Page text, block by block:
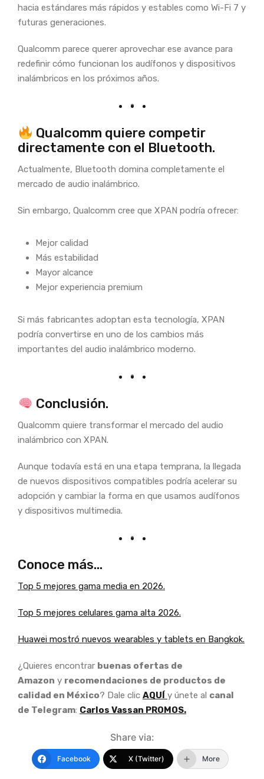
hacia estándares más rápidos y estables como Wi-Fi 7 y
futuras generaciones.
Qualcomm parece querer aprovechar ese avance para
redefinir cómo funcionan los audífonos y dispositivos
inalámbricos en los próximos años.
Qualcomm quiere competir
directamente con el Bluetooth.
Actualmente, Bluetooth domina completamente el
mercado de audio inalámbrico.
Sin embargo, Qualcomm cree que XPAN podría ofrecer:
Mejor calidad
Más estabilidad
Mayor alcance
Mejor experiencia premium
Si más fabricantes adoptan esta tecnología, XPAN
podría convertirse en uno de los cambios más
importantes del audio inalámbrico moderno.
Conclusión.
Qualcomm quiere transformar el mercado del audio
inalámbrico con XPAN.
Aunque todavía está en una etapa temprana, la llegada
de nuevos dispositivos compatibles podría acelerar su
adopción y cambiar la forma en que usamos audífonos
y dispositivos multimedia.
Conoce más…
Top 5 mejores gama media en 2026.
Top 5 mejores celulares gama alta 2026.
Huawei mostró nuevos wearables y tablets en Bangkok.
¿Quieres encontrar buenas ofertas de
Amazon y recomendaciones de productos de
calidad en México? Dale clic AQUÍ y únete al canal
de Telegram: Carlos Vassan PROMOS.
Share via:
Facebook X (Twitter) More